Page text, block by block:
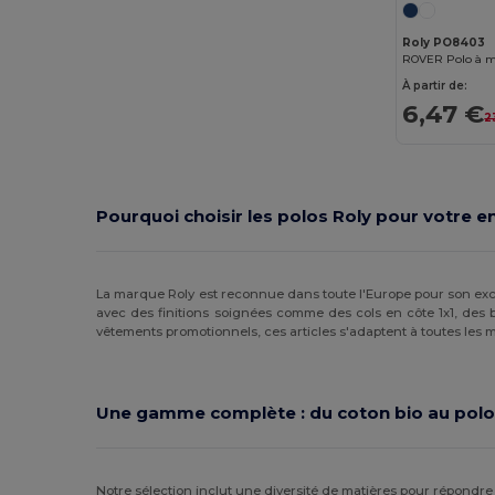
Roly PO8403
ROVER Polo à
À partir de:
6,47 €
Pourquoi choisir les polos Roly pour votre
La marque Roly est reconnue dans toute l'Europe pour son
avec des finitions soignées comme des cols en côte 1x1,
vêtements promotionnels, ces articles s'adaptent à toutes les
Une gamme complète : du coton bio au
Notre sélection inclut une diversité de matières pour